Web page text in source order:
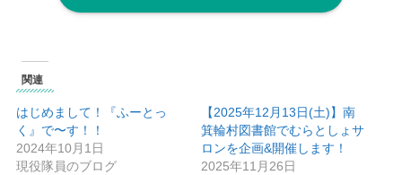
関連
はじめまして！『ふーとっ
く』で〜す！！
2024年10月1日
現役隊員のブログ
【2025年12月13日(土)】南
箕輪村図書館でむらとしょサ
ロンを企画&開催します！
2025年11月26日